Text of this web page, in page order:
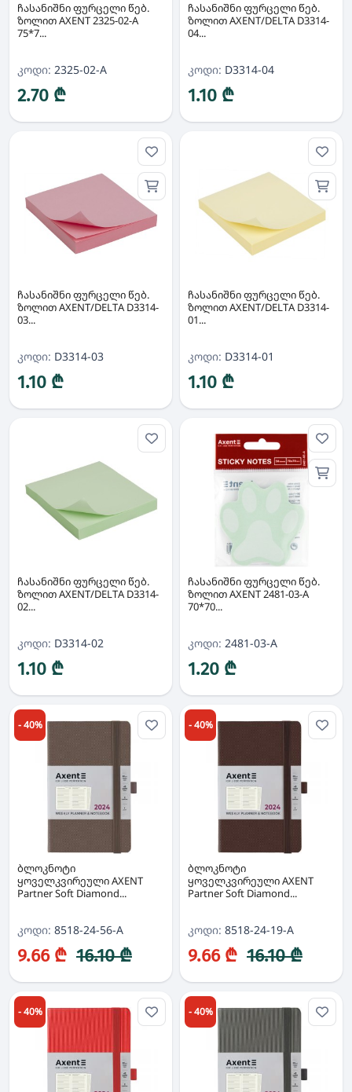
ჩასანიშნი ფურცელი წებ.
ზოლით AXENT 2325-02-A
75*7...
კოდი: 2325-02-A
2.70 ₾
ჩასანიშნი ფურცელი წებ.
ზოლით AXENT/DELTA D3314-
04...
კოდი: D3314-04
1.10 ₾
ჩასანიშნი ფურცელი წებ.
ზოლით AXENT/DELTA D3314-
03...
კოდი: D3314-03
1.10 ₾
ჩასანიშნი ფურცელი წებ.
ზოლით AXENT/DELTA D3314-
01...
კოდი: D3314-01
1.10 ₾
ჩასანიშნი ფურცელი წებ.
ზოლით AXENT/DELTA D3314-
02...
კოდი: D3314-02
1.10 ₾
ჩასანიშნი ფურცელი წებ.
ზოლით AXENT 2481-03-A
70*70...
კოდი: 2481-03-A
1.20 ₾
- 40%
ბლოკნოტი
ყოველკვირეული AXENT
Partner Soft Diamond...
კოდი: 8518-24-56-A
9.66 ₾ 16.10 ₾
- 40%
ბლოკნოტი
ყოველკვირეული AXENT
Partner Soft Diamond...
კოდი: 8518-24-19-A
9.66 ₾ 16.10 ₾
- 40% - 40%